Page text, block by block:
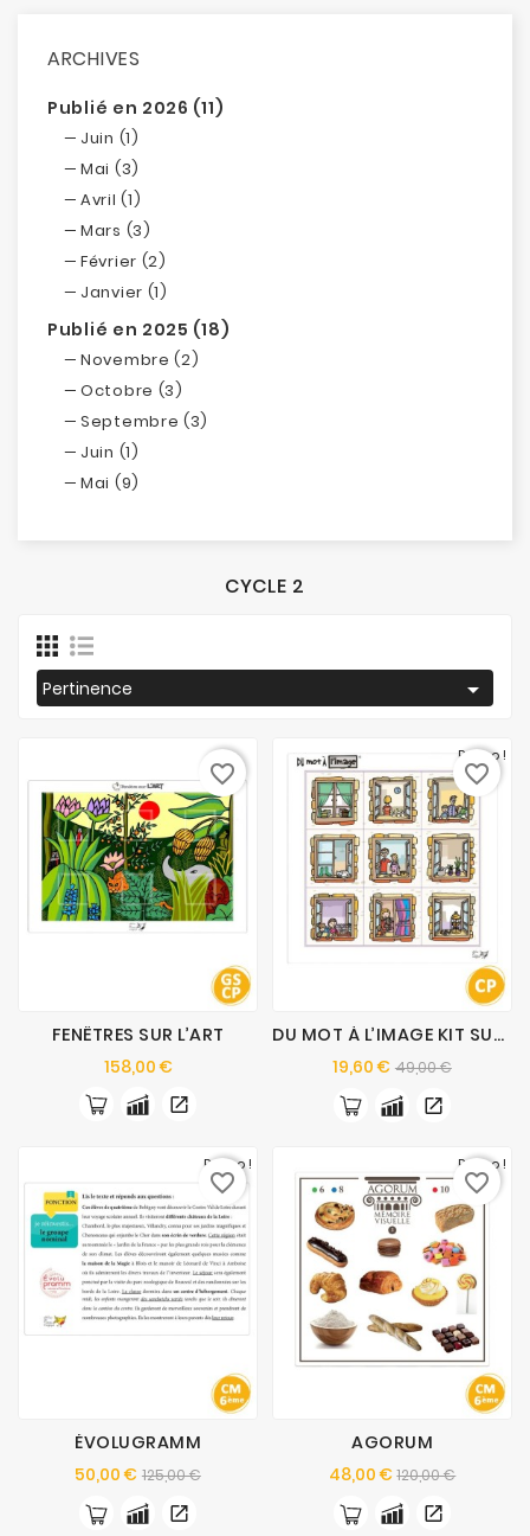
ARCHIVES
Publié en 2026 (11)
Juin (1)
Mai (3)
Avril (1)
Mars (3)
Février (2)
Janvier (1)
Publié en 2025 (18)
Novembre (2)
Octobre (3)
Septembre (3)
Juin (1)
Mai (9)
CYCLE 2
Pertinence 
FENÊTRES SUR L’ART
158,00 €Prix
favorite_border
Promo !
DU MOT À L’IMAGE KIT SUPPLÉMENTAIRE
19,60 € Prix
base
49,00 €Prix
favorite_border
Promo !
ÉVOLUGRAMM
50,00 € Prix
de
base
125,00 €Prix
favorite_border
Promo !
AGORUM
48,00 €Prix
de
base
120,00 €Prix
favorite_border